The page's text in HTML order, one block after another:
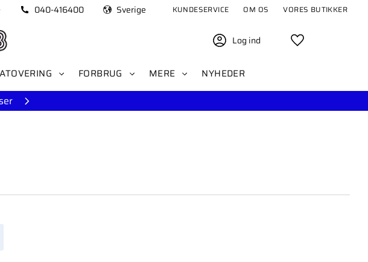
040-416400 Sverige KUNDESERVICE OM OS VORES BUTIKKER
Log ind
FORBRUG MERE NYHEDER